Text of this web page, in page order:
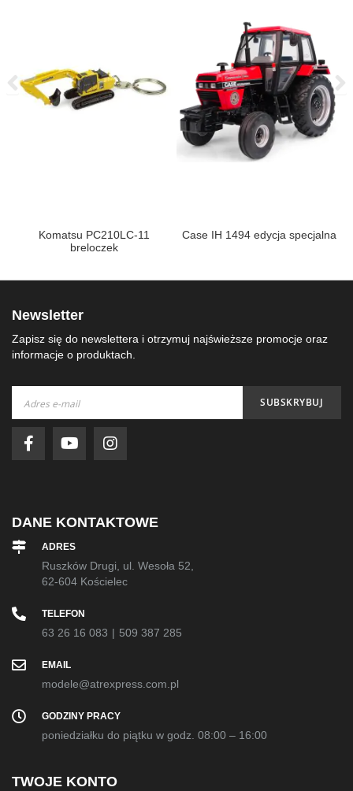
Komatsu PC210LC-11
breloczek
Case IH 1494 edycja specjalna
Newsletter
Zapisz się do newslettera i otrzymuj najświeższe promocje oraz
informacje o produktach.
nasz
newsletter:
SUBSKRYBUJ
DANE KONTAKTOWE
ADRES
Ruszków Drugi, ul. Wesoła 52,
62-604 Kościelec
TELEFON
63 26 16 083 | 509 387 285
EMAIL
modele@atrexpress.com.pl
GODZINY PRACY
poniedziałku do piątku w godz. 08:00 – 16:00
TWOJE KONTO